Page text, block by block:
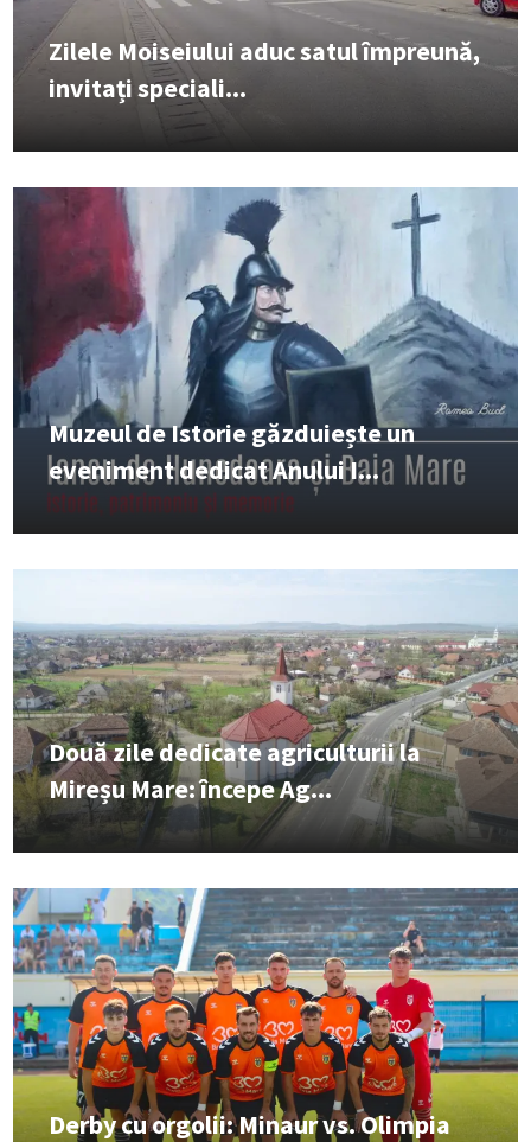
Zilele Moiseiului aduc satul împreună,
invitați speciali...
Muzeul de Istorie găzduiește un
eveniment dedicat Anului I...
Două zile dedicate agriculturii la
Mireșu Mare: începe Ag...
Derby cu orgolii: Minaur vs. Olimpia